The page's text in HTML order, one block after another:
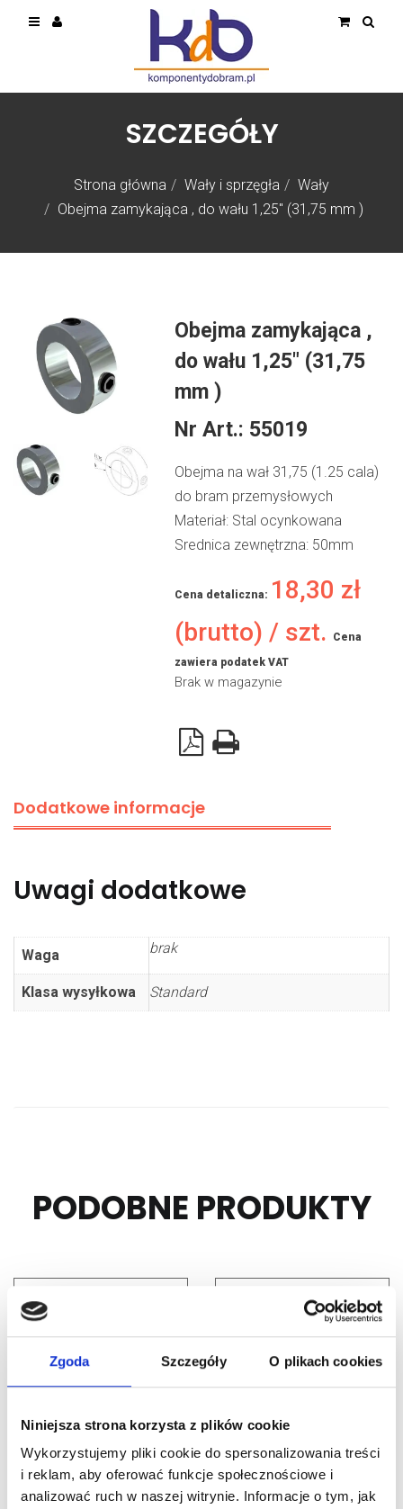
Zgoda Szczegóły O plikach cookies
Niniejsza strona korzysta z plików cookie
Wykorzystujemy pliki cookie do spersonalizowania treści
i reklam, aby oferować funkcje społecznościowe i
analizować ruch w naszej witrynie. Informacje o tym, jak
Strona główna Wały i sprzęgła
Wały
Obejma zamykająca , do wału 1,25″ (31,75 mm )
SZCZEGÓŁY
Obejma zamykająca ,
do wału 1,25″ (31,75
mm )
Nr Art.: 55019
Obejma na wał 31,75 (1.25 cala)
do bram przemysłowych
Materiał: Stal ocynkowana
Srednica zewnętrzna: 50mm
Cena detaliczna: 18,30 zł
(brutto) / szt.
Cena
zawiera podatek VAT
Brak w magazynie
Dodatkowe informacje
Uwagi dodatkowe
Waga brak
Klasa wysyłkowa Standard
PODOBNE PRODUKTY
Nr Art.: 25015-6000
Wał drążony
25,4×2,0mm bez
Nr Art.:
Klin do wału pełnego
6,3×6,3mm prosty L